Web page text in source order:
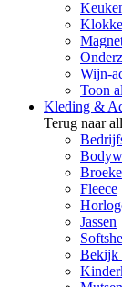
Wijn-
Toon
Kleding &
Terug naar
Fleece
Jassen
Bekijk